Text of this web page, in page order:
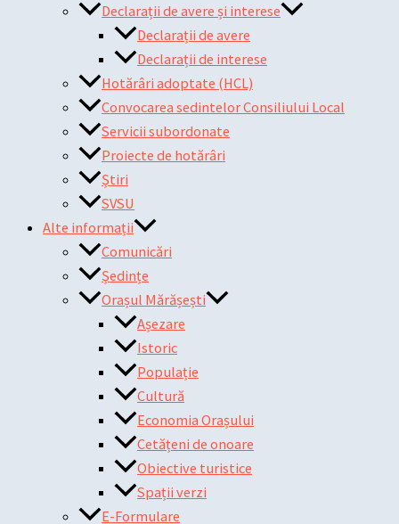
Declarații de avere și interese
Declarații de avere
Declarații de interese
Hotărâri adoptate (HCL)
Convocarea sedintelor Consiliului Local
Servicii subordonate
Proiecte de hotărâri
Știri
SVSU
Alte informații
Comunicări
Ședințe
Orașul Mărășești
Așezare
Istoric
Populație
Cultură
Economia Orașului
Cetățeni de onoare
Obiective turistice
Spații verzi
E-Formulare